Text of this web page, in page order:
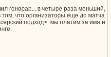
гонорар... в четыре раза меньший,
том, что организаторы еще до матча
подход>: мы платим за имя и